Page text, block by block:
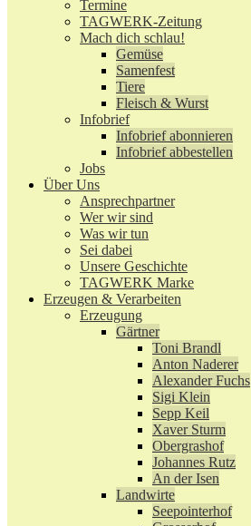
Termine
TAGWERK-Zeitung
Mach dich schlau!
Gemüse
Samenfest
Tiere
Fleisch & Wurst
Infobrief
Infobrief abonnieren
Infobrief abbestellen
Jobs
Über Uns
Ansprechpartner
Wer wir sind
Was wir tun
Sei dabei
Unsere Geschichte
TAGWERK Marke
Erzeugen & Verarbeiten
Erzeugung
Gärtner
Toni Brandl
Anton Naderer
Alexander Fuchs
Sigi Klein
Sepp Keil
Xaver Sturm
Obergrashof
Johannes Rutz
An der Isen
Landwirte
Seepointerhof